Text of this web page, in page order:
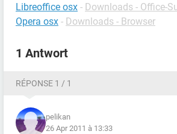
Libreoffice osx - Downloads - Office-
Opera osx - Downloads - Browser
1 Antwort
RÉPONSE 1 / 1
pelikan
26 Apr 2011 à 13:33